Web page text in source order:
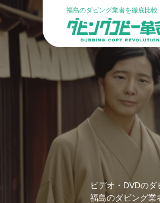
福島のダビング業者を徹底比較
ビデオ・DVDの
福島のダビング業